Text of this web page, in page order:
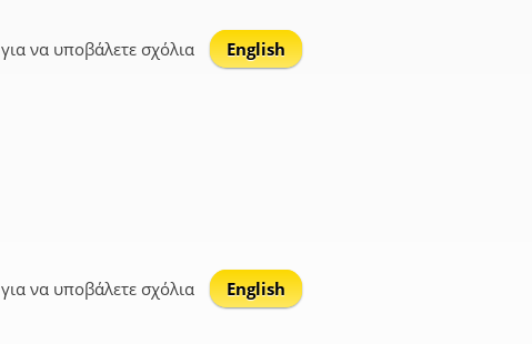
για να υποβάλετε σχόλια English
για να υποβάλετε σχόλια English